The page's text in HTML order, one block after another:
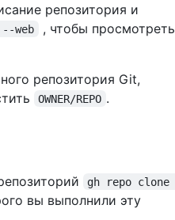
репозитория и
--web
, чтобы просмотреть
репозитория Git,
OWNER/REPO .
gh repo clone
вы выполнили эту